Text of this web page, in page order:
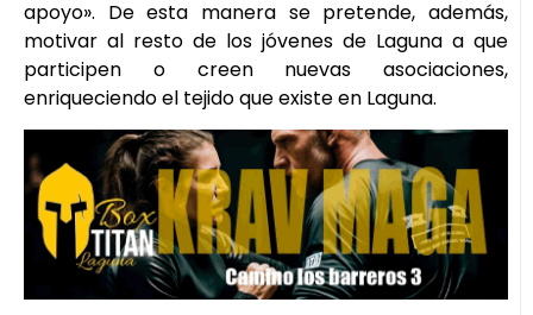
apoyo». De esta manera se pretende, además,
motivar al resto de los jóvenes de Laguna a que
participen o creen nuevas asociaciones,
enriqueciendo el tejido que existe en Laguna.